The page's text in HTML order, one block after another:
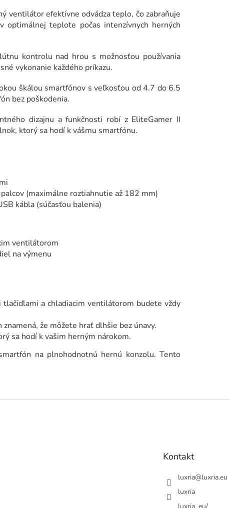
ventilátor efektívne odvádza teplo, čo zabraňuje
optimálnej teplote počas intenzívnych herných
kontrolu nad hrou s možnosťou používania
vykonanie každého príkazu.
škálou smartfónov s veľkosťou od 4.7 do 6.5
bez poškodenia.
dizajnu a funkčnosti robí z EliteGamer II
ktorý sa hodí k vášmu smartfónu.
(maximálne roztiahnutie až 182 mm)
kábla (súčasťou balenia)
ventilátorom
na výmenu
a chladiacim ventilátorom budete vždy
znamená, že môžete hrať dlhšie bez únavy.
sa hodí k vašim herným nárokom.
na plnohodnotnú hernú konzolu. Tento
Kontakt
luxria@luxria.eu
luxria